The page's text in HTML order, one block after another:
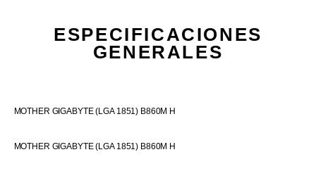
ESPECIFICACIONES
GENERALES
MOTHER GIGABYTE (LGA 1851) B860M H
MOTHER GIGABYTE (LGA 1851) B860M H